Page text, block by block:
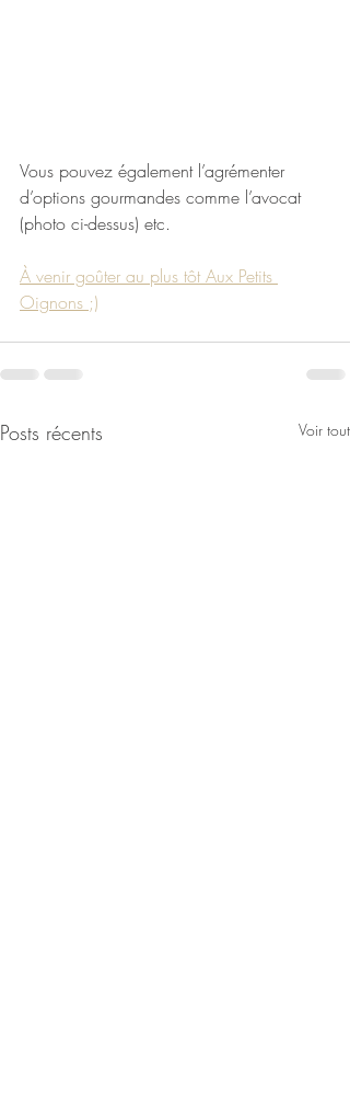
Vous pouvez également l’agrémenter
d’options gourmandes comme l’avocat
(photo ci-dessus) etc.
À venir goûter au plus tôt Aux Petits
Oignons ;)
Posts récents Voir tout